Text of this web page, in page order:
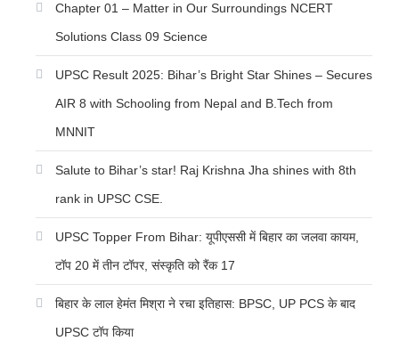
Chapter 01 – Matter in Our Surroundings NCERT
Solutions Class 09 Science
UPSC Result 2025: Bihar’s Bright Star Shines – Secures
AIR 8 with Schooling from Nepal and B.Tech from
MNNIT
Salute to Bihar’s star! Raj Krishna Jha shines with 8th
rank in UPSC CSE.
UPSC Topper From Bihar: यूपीएससी में बिहार का जलवा कायम,
टॉप 20 में तीन टॉपर, संस्कृति को रैंक 17
बिहार के लाल हेमंत मिश्रा ने रचा इतिहास: BPSC, UP PCS के बाद
UPSC टॉप किया